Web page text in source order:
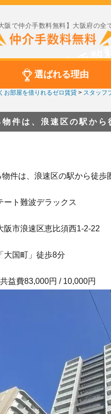
大阪で仲介手数料無料】大阪府の全
選ばれる理由
お部屋を借りれるゼロ賃貸 > スタッフ
件は、浪速区の駅から
件は、浪速区の駅から徒歩
ート難波デラックス
阪市浪速区恵比須西1-2-22
大国町」徒歩8分
益費83,000円 / 10,000円